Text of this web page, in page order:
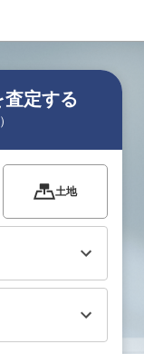
定する
土地